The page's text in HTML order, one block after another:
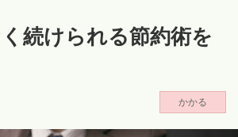
続けられる節約術を
かかる